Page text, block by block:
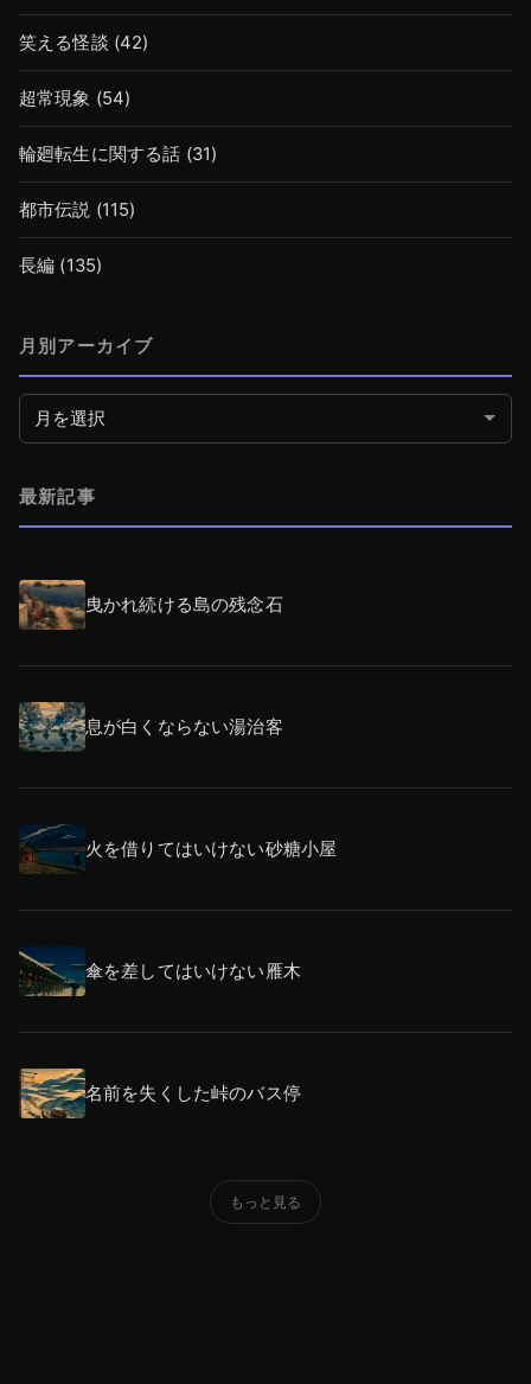
笑える怪談 (42)
超常現象 (54)
輪廻転生に関する話 (31)
都市伝説 (115)
長編 (135)
月別アーカイブ
月別アーカイブ
最新記事
曳かれ続ける島の残念石
息が白くならない湯治客
火を借りてはいけない砂糖小屋
傘を差してはいけない雁木
名前を失くした峠のバス停
もっと見る